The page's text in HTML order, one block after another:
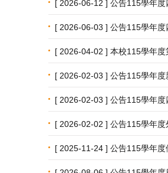
[ 2026-06-12 ] 公告115學年
[ 2026-06-03 ] 公告115學年
[ 2026-04-02 ] 本校115學年
[ 2026-02-03 ] 公告115學年
[ 2026-02-03 ] 公告115學年
[ 2026-02-02 ] 公告115學年
[ 2025-11-24 ] 公告115學年